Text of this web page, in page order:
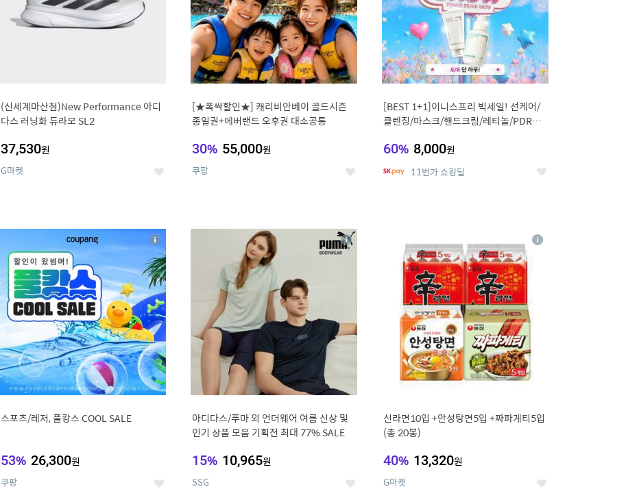
(신세계마산점)New Performance 아디
다스 러닝화 듀라모 SL2
37,530원
G마켓 좋
[★폭싹할인★] 캐리비안베이 골드시즌
종일권+에버랜드 오후권 대소공통
30% 55,000원
쿠팡 좋
[BEST 1+1]이니스프리 빅세일! 선케어/
클렌징/마스크/핸드크림/레티놀/PDRN/
60% 8,000원
11번가 쇼킹딜 좋
6
스포츠/레저, 풀캉스 COOL SALE
53% 26,300원
쿠팡 좋
상
세
7
아디다스/푸마 외 언더웨어 여름 신상 및
인기 상품 모음 기획전 최대 77% SALE
15% 10,965원
SSG 좋
상
세
신라면10입 +안성탕면5입 +짜파게티5입
(총 20봉)
40% 13,320원
G마켓 좋
상